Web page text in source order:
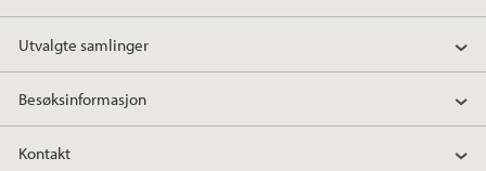
Utvalgte samlinger
Besøksinformasjon
Kontakt